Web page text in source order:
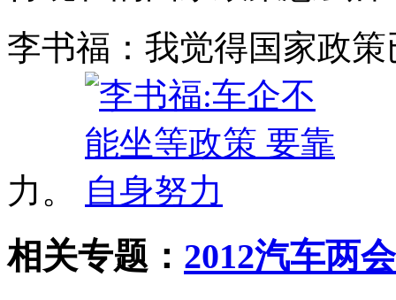
李书福：我觉得国家政
力。
相关专题： 2012汽车两会